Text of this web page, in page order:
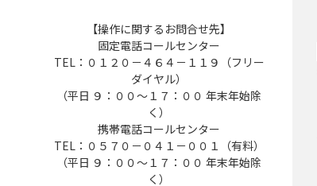
【操作に関するお問合せ先】
固定電話コールセンター
TEL：０１２０－４６４－１１９（フリー
ダイヤル）
（平日 ９：００～１７：００ 年末年始除
く）
携帯電話コールセンター
TEL：０５７０－０４１－００１（有料）
（平日 ９：００～１７：００ 年末年始除
く）